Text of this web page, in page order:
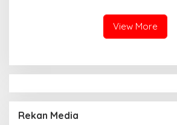
View More
Rekan Media